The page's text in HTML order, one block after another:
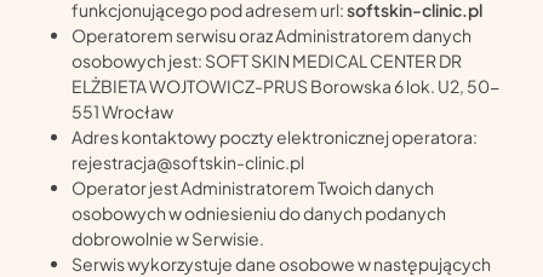
funkcjonującego pod adresem url:softskin-clinic.pl
Operatorem serwisu oraz Administratorem danych
osobowych jest: SOFT SKIN MEDICAL CENTER DR
ELŻBIETA WOJTOWICZ-PRUS Borowska 6 lok. U2, 50-
551 Wrocław
Adres kontaktowy poczty elektronicznej operatora:
rejestracja@softskin-clinic.pl
Operator jest Administratorem Twoich danych
osobowych w odniesieniu do danych podanych
dobrowolnie w Serwisie.
Serwis wykorzystuje dane osobowe w następujących